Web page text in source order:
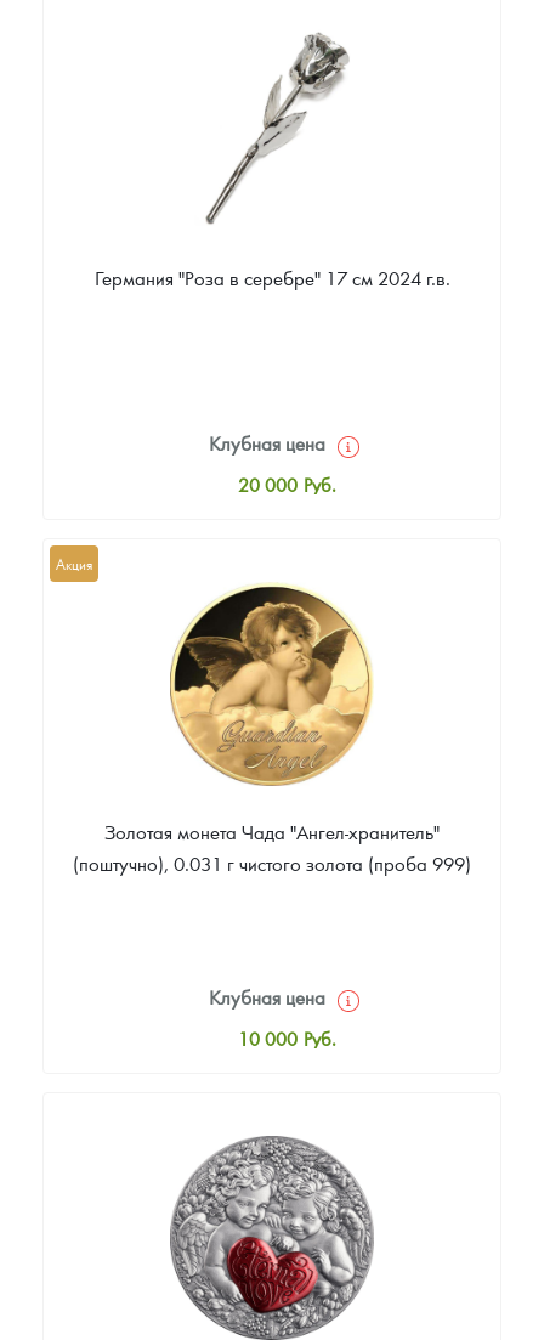
Цена выкупа
Звоните
Германия "Роза в серебре" 17 см 2024 г.в.
Клубная цена
20 000 Руб.
Цена выкупа
Звоните
Акция
Золотая монета Чада "Ангел-хранитель"
(поштучно), 0.031 г чистого золота (проба 999)
Клубная цена
10 000 Руб.
Цена выкупа
Звоните